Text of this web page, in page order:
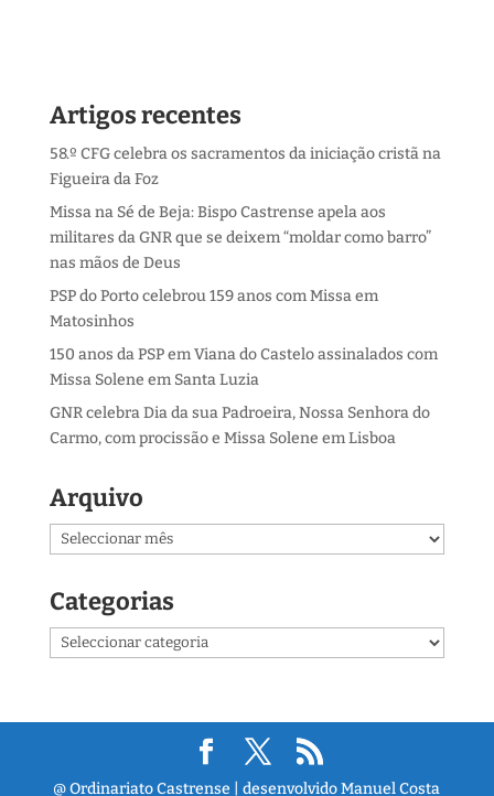
Artigos recentes
58.º CFG celebra os sacramentos da iniciação cristã na
Figueira da Foz
Missa na Sé de Beja: Bispo Castrense apela aos
militares da GNR que se deixem “moldar como barro”
nas mãos de Deus
PSP do Porto celebrou 159 anos com Missa em
Matosinhos
150 anos da PSP em Viana do Castelo assinalados com
Missa Solene em Santa Luzia
GNR celebra Dia da sua Padroeira, Nossa Senhora do
Carmo, com procissão e Missa Solene em Lisboa
Arquivo
Arquivo
Categorias
Categorias
@ Ordinariato Castrense | desenvolvido Manuel Costa